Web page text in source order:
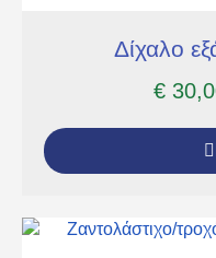
Δίχαλο
€